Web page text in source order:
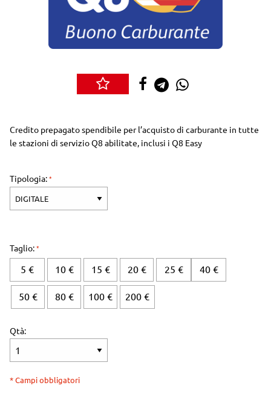
Credito prepagato spendibile per l’acquisto di carburante in tutte
le stazioni di servizio Q8 abilitate, inclusi i Q8 Easy
Tipologia:
Qtà:
Taglio:
5 € 10 € 15 € 20 € 25 € 40 €
50 € 80 € 100 € 200 €
* Campi obbligatori